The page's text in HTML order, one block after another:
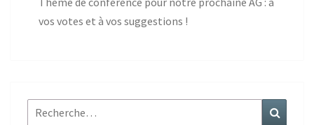
vos votes et à vos suggestions !
Rechercher :